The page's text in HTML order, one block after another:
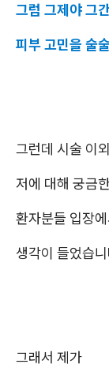
그럼 그제야 그
피부 고민을 술
그런데 시술 이
저에 대해 궁금
환자분들 입장
생각이 들었습
그래서 제가